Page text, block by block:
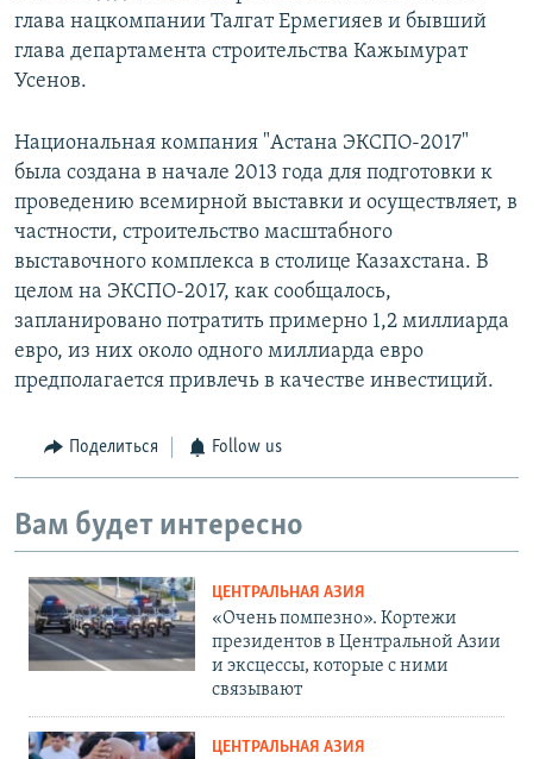
глава нацкомпании Талгат Ермегияев и бывший
глава департамента строительства Кажымурат
Усенов.
Национальная компания "Астана ЭКСПО-2017"
была создана в начале 2013 года для подготовки к
проведению всемирной выставки и осуществляет, в
частности, строительство масштабного
выставочного комплекса в столице Казахстана. В
целом на ЭКСПО-2017, как сообщалось,
запланировано потратить примерно 1,2 миллиарда
евро, из них около одного миллиарда евро
предполагается привлечь в качестве инвестиций.
Поделиться Follow us
Вам будет интересно
ЦЕНТРАЛЬНАЯ АЗИЯ
«Очень помпезно». Кортежи
президентов в Центральной Азии
и эксцессы, которые с ними
связывают
ЦЕНТРАЛЬНАЯ АЗИЯ